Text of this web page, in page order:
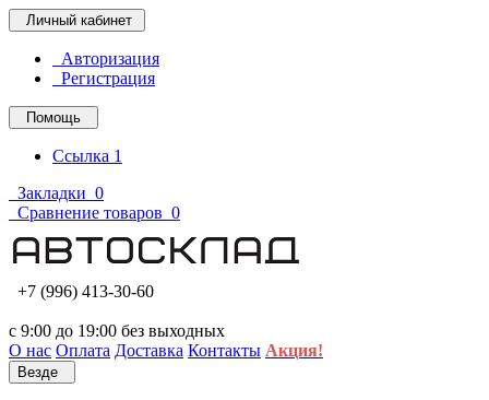
Личный кабинет
Авторизация
Регистрация
Помощь
Ссылка 1
Закладки 0
Сравнение товаров 0
+7 (996) 413-30-60
с 9:00 до 19:00 без выходных
О нас Оплата Доставка Контакты Акция!
Везде